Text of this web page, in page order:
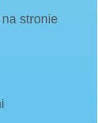
stronie